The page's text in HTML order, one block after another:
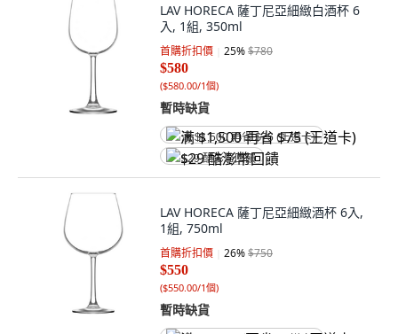
LAV HORECA 薩丁尼亞細緻白酒杯 6
入, 1組, 350ml
首購折扣價 25%$780
$580
($580.00/1個)
暫時缺貨
满 $1,500 再省 $75 (王道卡)
$29 酷澎幣回饋
LAV HORECA 薩丁尼亞細緻酒杯 6入,
1組, 750ml
首購折扣價 26%$750
$550
($550.00/1個)
暫時缺貨